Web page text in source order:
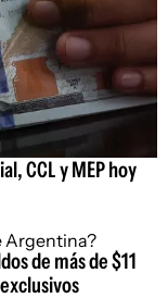
CCL y MEP hoy
de más de $11